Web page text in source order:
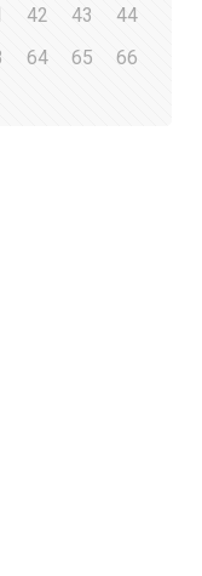
42 43
44
64 65
66